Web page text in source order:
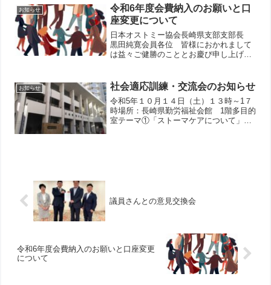
の東静岡駅を降りた所にあるとても広い
会場でした。 1日目に...
お知らせ
令和6年度会費納入のお願いと口
座変更について
日本オストミー協会長崎県支部支部長
黒田純寛会員各位 皆様におかれまして
は益々ご健勝のこととお慶び申し上げま
円の納入をお願いいたします。例年は振
替口座に振り込みをお願...
お知らせ 社会適応訓練・交流会のお知らせ
令和5年１０月１４日（土）１３時～1７
時場所：長崎県勤労福祉会館 1階多目的
室テーマ①「ストーマケアについて」
議員さんとの意見交換会
令和6年度会費納入のお願いと口座変更
について